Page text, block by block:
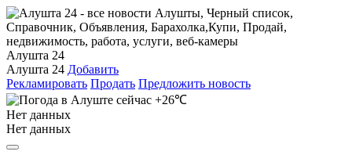
Алушта 24
Алушта 24 Добавить
Рекламировать Продать Предложить новость
+26℃
Нет данных
Нет данных